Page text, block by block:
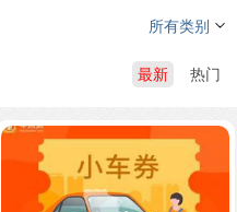
所有类别
最新 热门